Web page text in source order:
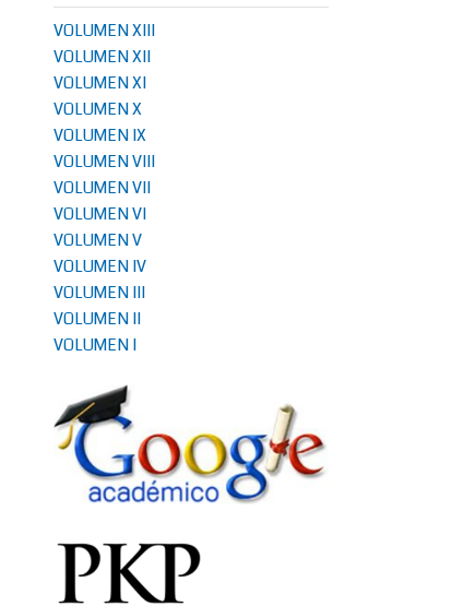
VOLUMEN XIII
VOLUMEN XII
VOLUMEN XI
VOLUMEN X
VOLUMEN IX
VOLUMEN VIII
VOLUMEN VII
VOLUMEN VI
VOLUMEN V
VOLUMEN IV
VOLUMEN III
VOLUMEN II
VOLUMEN I